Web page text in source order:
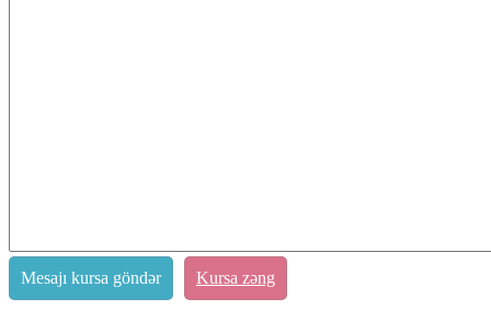
Mesajı kursa göndər Kursa zəng